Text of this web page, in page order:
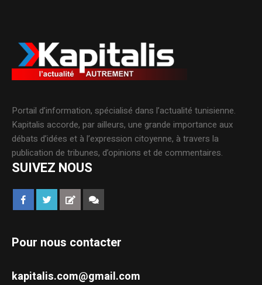
Portail d’information, spécialisé dans l’actualité tunisienne.
Kapitalis accorde, par ailleurs, une grande importance aux
débats d’idées et à l’expression citoyenne, à travers la
publication de tribunes, d’opinions et de commentaires.
SUIVEZ NOUS
Pour nous contacter
kapitalis.com@gmail.com